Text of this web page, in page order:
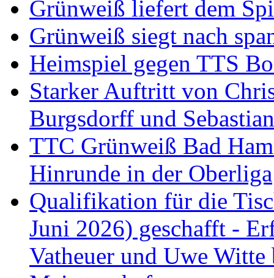
Grünweiß liefert dem
Grünweiß siegt nach
Heimspiel gegen TTS
Starker Auftritt von
Burgsdorff und
TTC Grünweiß Bad
Hinrunde in der Oberliga
Qualifikation für die
Juni 2026) geschafft -
Vatheuer und Uwe Witte